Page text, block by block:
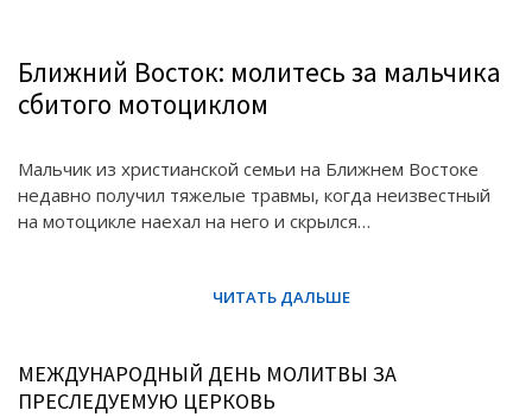
Ближний Восток: молитесь за мальчика
сбитого мотоциклом
Мальчик из христианской семьи на Ближнем Востоке
недавно получил тяжелые травмы, когда неизвестный
на мотоцикле наехал на него и скрылся…
МЕЖДУНАРОДНЫЙ ДЕНЬ МОЛИТВЫ ЗА
ПРЕСЛЕДУЕМУЮ ЦЕРКОВЬ